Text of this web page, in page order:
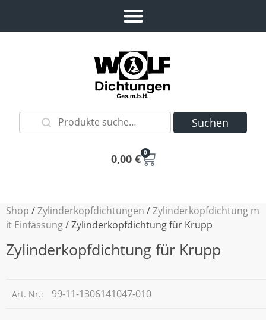
Suchen
0,00 € 0
Shop /Zylinderkopfdichtungen /Zylinderkopfdichtung m
it Einfassung/ Zylinderkopfdichtung für Krupp
Zylinderkopfdichtung für Krupp
Art. Nr.: 99-11-1306141047-010